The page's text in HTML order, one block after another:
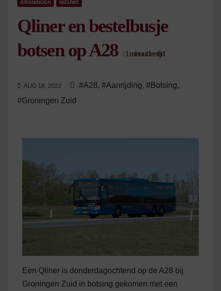
GRONINGEN NIEUWS
Qliner en bestelbusje
botsen op A28 /1 minuut leestijd
AUG 18, 2022 #A28, #Aanrijding, #Botsing,
#Groningen Zuid
Een Qliner is donderdagochtend op de A28 bij
Groningen Zuid in botsing gekomen met een